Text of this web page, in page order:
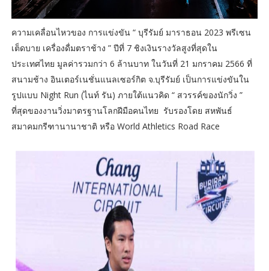
ความเคลื่อนไหวของ การแข่งขัน “ บุรีรัมย์ มาราธอน 2023 พรีเซน
เต็ดบาย เครื่องดื่มตราช้าง ” ปีที่ 7 ชิงเงินรางวัลสูงที่สุดใน
ประเทศไทย มูลค่ารวมกว่า 6 ล้านบาท ในวันที่ 21 มกราคม 2566 ที่
สนามช้าง อินเตอร์เนชั่นแนลเซอร์กิต จ.บุรีรัมย์ เป็นการแข่งขันใน
รูปแบบ Night Run (ไนท์ รัน) ภายใต้แนวคิด “ สวรรค์ของนักวิ่ง ”
ที่สุดของงานวิ่งมาตรฐานโลกฝีมือคนไทย รับรองโดย สหพันธ์
สมาคมกรีฑานานาชาติ หรือ World Athletics Road Race